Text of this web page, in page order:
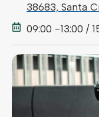
38683, Santa
09:00 -13:00 /